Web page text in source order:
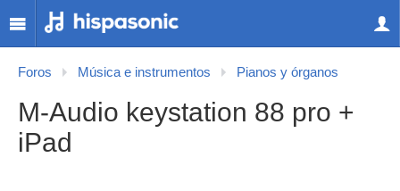
Foros Música e instrumentos Pianos y órganos
M-Audio keystation 88 pro +
iPad